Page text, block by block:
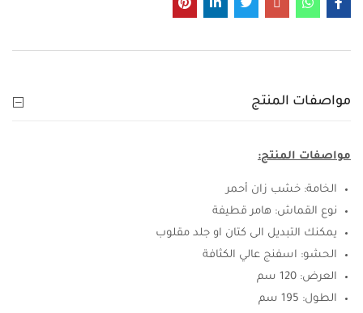
مواصفات المنتج
مواصفات المنتج:
الخامة: خشب زان أحمر
نوع القماش: هامر قطيفة
يمكنك التبديل الى كتان او جلد مقلوب
الحشو: اسفنج عالي الكثافة
العرض: 120 سم
الطول: 195 سم